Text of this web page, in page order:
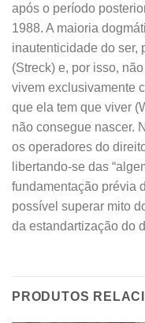
após o período
1988. A maioria
inautenticidade do ser,
(Streck) e, por isso,
vivem exclusivamente
que ela tem que viver
não consegue nascer.
os operadores do
libertando-se das
fundamentação prévia
possível superar mito
da estandartização do
PRODUTOS